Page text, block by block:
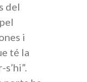
del
i
té la